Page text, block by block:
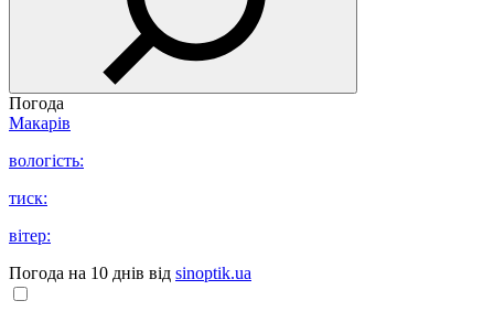
Погода
Макарів
вологість:
тиск:
вітер:
Погода на 10 днів від sinoptik.ua